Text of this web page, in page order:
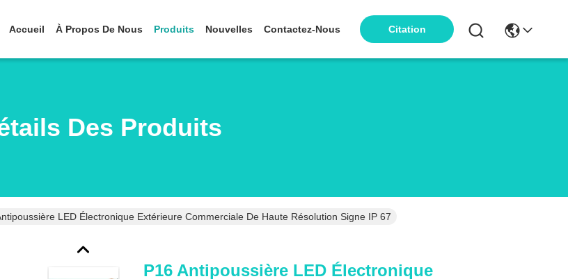
Accueil À Propos De Nous Produits Nouvelles Contactez-Nous Citation
Des Produits
LED Électronique Extérieure Commerciale De Haute Résolution Signe IP 67
P16 Antipoussière LED Électronique